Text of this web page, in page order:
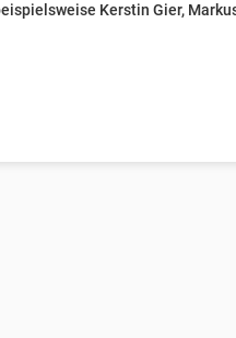
Kerstin Gier,